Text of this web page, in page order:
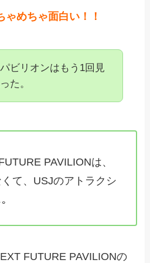
めちゃ面白い！！
ビリオンはもう1回見
た。
PAVILIONは、
て、USJのアトラクシ
FUTURE PAVILIONの